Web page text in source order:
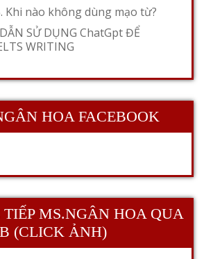
Khi nào không dùng mạo từ?
SỬ DỤNG ChatGpt ĐỂ
WRITING
HOA FACEBOOK
MS.NGÂN HOA QUA
(CLICK ẢNH)